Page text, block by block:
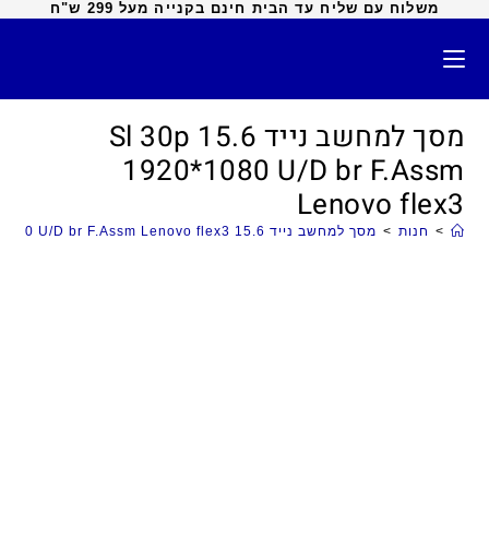
משלוח עם שליח עד הבית חינם בקנייה מעל 299 ש"ח
מסך למחשב נייד 15.6 Sl 30p
1920*1080 U/D br F.Assm
Lenovo flex3
> חנות > מסך למחשב נייד 15.6 Sl 30p 1920*1080 U/D br F.Assm Lenovo flex3